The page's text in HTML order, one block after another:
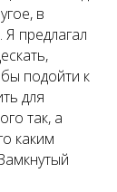
в
предлагал
подойти к
для
так, а
каким